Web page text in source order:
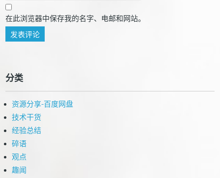
在此浏览器中保存我的名字、电邮和网站。
分类
资源分享-百度网盘
技术干货
经验总结
碎语
观点
趣闻